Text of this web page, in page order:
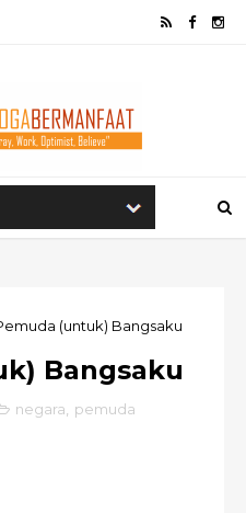
(untuk) Bangsaku
Bangsaku
negara pemuda